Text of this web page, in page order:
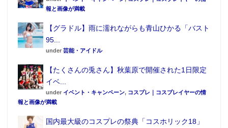
報と画像が満載
【グラドル】雨に濡れながらも青山ひかる「バスト
95...
under 芸能・アイドル
【たくさんの兎さん】秋葉原で開催された1日限定
イベ...
under イベント・キャンペーン, コスプレ｜コスプレイヤーの情
報と画像が満載
国内最大級のコスプレの祭典「コスホリック18」